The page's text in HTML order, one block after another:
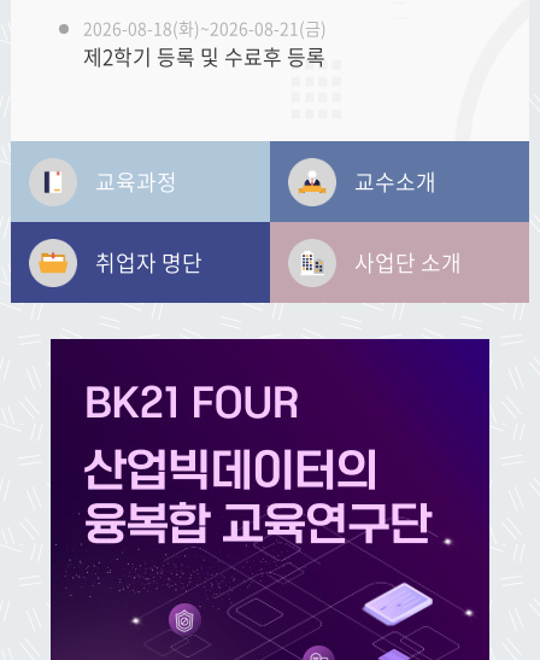
2026-08-18(화)~2026-08-21(금)
제2학기 등록 및 수료후 등록
교육과정 교수소개
취업자 명단 사업단 소개